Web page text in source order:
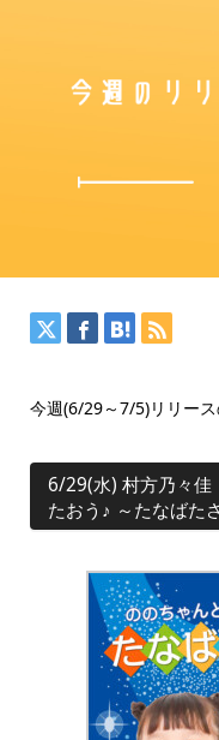
今週(6/29～7/5)リリース
6/29(水) 村方乃々佳
たおう♪ ～たなばた